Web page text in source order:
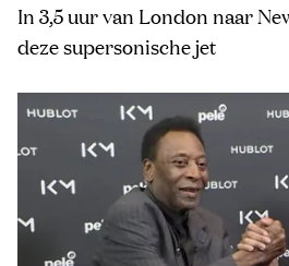
In 3,5 uur van London naar
deze supersonische jet